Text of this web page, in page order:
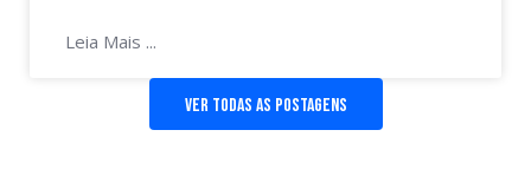
Leia Mais ...
ver todas as postagens